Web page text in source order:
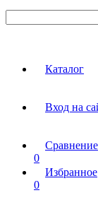
Каталог
Вход на
Сравнение
0
Избранное
0